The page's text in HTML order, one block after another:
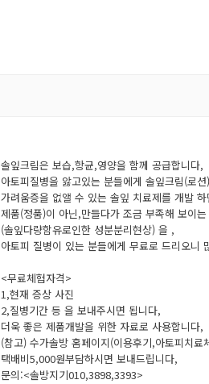
솔잎크림은 보습,항균,영양을 함께 공급합니다,
아토피질병을 앓고있는 분들에게 솔잎크림(로
가려움증을 없앨 수 있는 솔잎 치료제를 개발
제품(정품)이 아닌,만들다가 조금 부족해 보이는
(솔잎다량함유로인한 성분분리현상) 을 ,
아토피 질병이 있는 분들에게 무료로 드리오니
<무료체험자격>
1,현재 증상 사진
2,질병기간 등 을 보내주시면 됩니다,
더욱 좋은 제품개발을 위한 자료로 사용합니다,
(참고) 수가솔방 홈페이지(이용후기,아토피치
택배비5,000원부담하시면 보내드립니다,
문의:<솔방지기010,3898,3393>